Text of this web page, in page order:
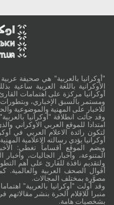
"أوكرانيا بالعربية" هي صحيفة عربية
الأوكرانية باللغة العربية
أوكرانيا مركزة على اهتمامات
ومستمر بالسبق الإخباري،
للاخبار على المهنية والموضوعية
لتكون رائدة الاعلام العربي في
أوكرانيا يؤدي رسالته الاعلامية
ويضم الموقع أقساماً تغطي:
المتنوعة، وأخبار الجاليات،
ولتقديم نافذة للقارئ على أهم
أقوال الصحف العربية
مصوَّرة بمختلف المجالات.
وقد أولت "أوكرانيا بالعربية"
منبرا للاقلام الحرة بنشر
بشخصيات هامة.